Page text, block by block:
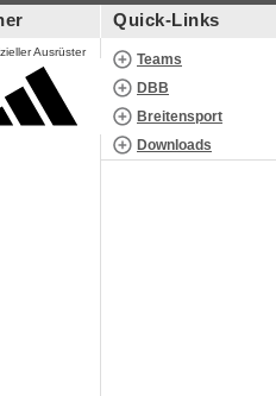
Ausrüster
Quick-Links
Teams
DBB
Breitensport
Downloads